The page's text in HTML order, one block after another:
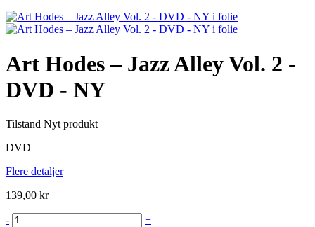
Art Hodes – Jazz Alley Vol. 2 -
DVD - NY
Tilstand Nyt produkt
DVD
Flere detaljer
139,00 kr
- +